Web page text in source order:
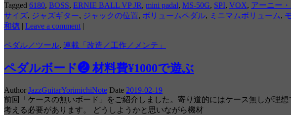
Tagged 6180, BOSS, ERNIE BALL VP JR, mini padal, MS-50G, SPI, VOX, アーニー
サイズ, ジャズギター, ジャックの位置, ボリュームペダル, ミニマムボリューム,
和徳 | Leave a comment |
ペダル／ツール, 連載「改造／工作／メンテ」
ペダルボード❷ 材料費¥1000で遊ぶ
Author JazzGuitarYorimichiNote Date 2019-02-19
前回「ケースの無いボード」をご紹介しました。寄り道的にはケース無しが理
考える必要があります。 どうしようかと思いながら機材